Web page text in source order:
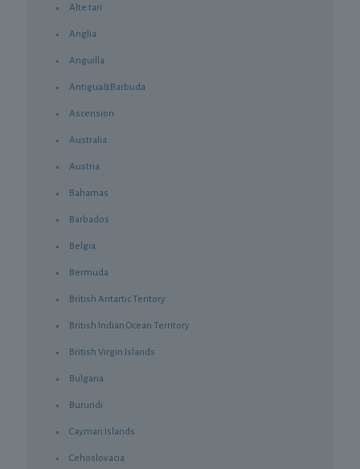
Alte tari
Anglia
Anguilla
Antigua&Barbuda
Ascension
Australia
Austria
Bahamas
Barbados
Belgia
Bermuda
British Antartic Teritory
British Indian Ocean Territory
British Virgin Islands
Bulgaria
Burundi
Cayman Islands
Cehoslovacia